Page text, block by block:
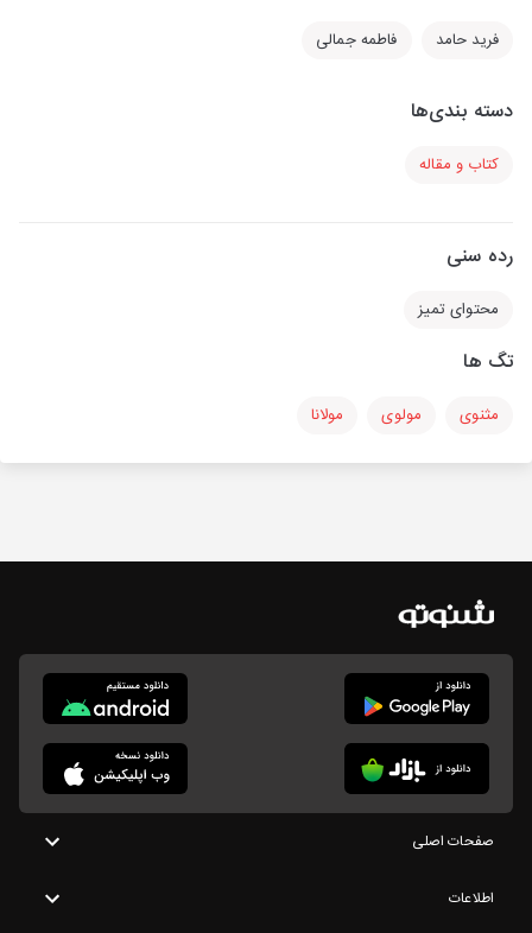
فرید حامد فاطمه جمالی
دسته بندی‌ها
کتاب و مقاله
رده سنی
محتوای تمیز
تگ ها
مثنوی مولوی مولانا
صفحات اصلی
اطلاعات